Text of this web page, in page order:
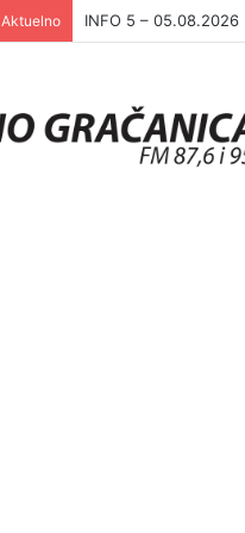
Aktuelno INFO 5 – 04.08.2026.